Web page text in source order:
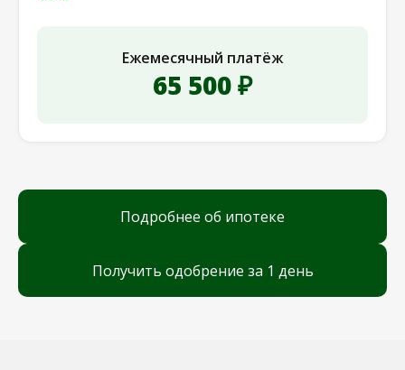
Ежемесячный платёж
65 500 ₽
Подробнее об ипотеке
Получить одобрение за 1 день